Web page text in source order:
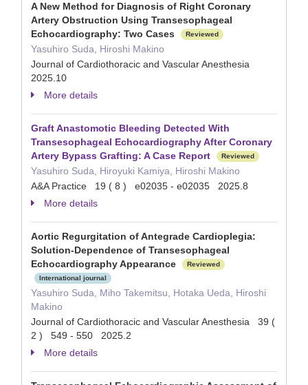
A New Method for Diagnosis of Right Coronary
Artery Obstruction Using Transesophageal
Echocardiography: Two Cases
Reviewed
Yasuhiro Suda, Hiroshi Makino
Journal of Cardiothoracic and Vascular Anesthesia
2025.10
More details
Graft Anastomotic Bleeding Detected With
Transesophageal Echocardiography After Coronary
Artery Bypass Grafting: A Case Report
Reviewed
Yasuhiro Suda, Hiroyuki Kamiya, Hiroshi Makino
A&A Practice 19 ( 8 ) e02035 - e02035 2025.8
More details
Aortic Regurgitation of Antegrade Cardioplegia:
Solution-Dependence of Transesophageal
Echocardiography Appearance
Reviewed
International journal
Yasuhiro Suda, Miho Takemitsu, Hotaka Ueda, Hiroshi
Makino
Journal of Cardiothoracic and Vascular Anesthesia 39 (
2 ) 549 - 550 2025.2
More details